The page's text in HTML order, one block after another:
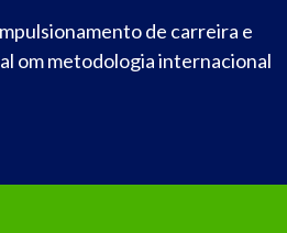
de carreira e
om metodologia internacional